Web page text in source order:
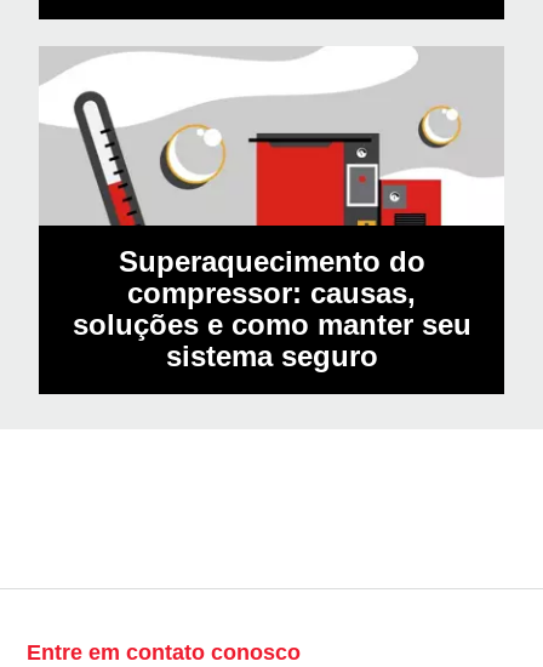
Superaquecimento do
compressor: causas,
soluções e como manter seu
sistema seguro
Entre em contato conosco